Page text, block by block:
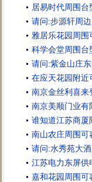
居易时代周围
请问:步源轩周
雅居乐花园周
科学会堂周围台
请问:紫金山庄
在应天花园附近
南京金丝利喜来
南京美顺门业有
谁知道江苏商厦
南山农庄周围可
请问:水秀苑大
江苏电力东屏供
嘉和花园周围可